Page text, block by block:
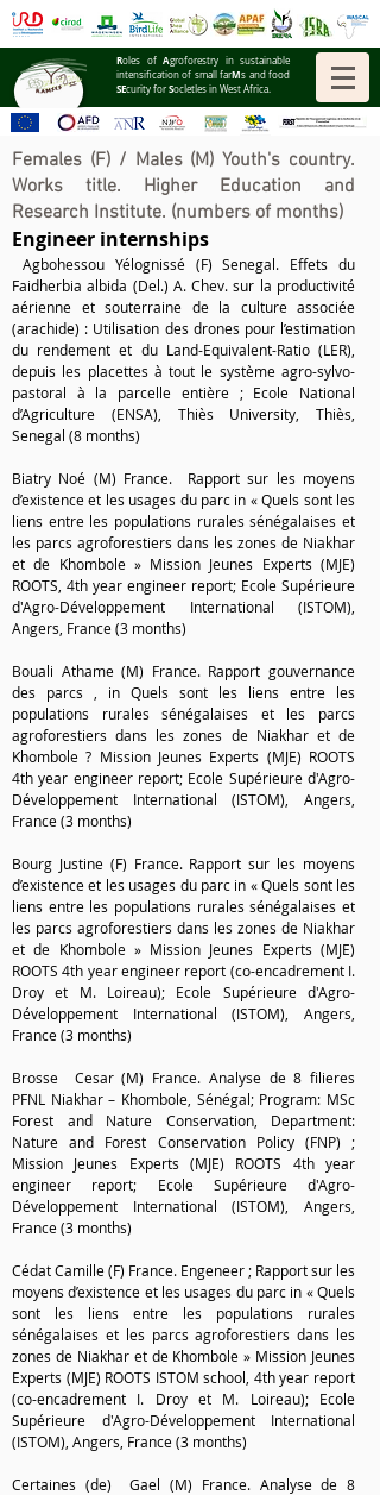
Roles of Agroforestry in sustainable
intensification of small farMs and food
SEcurity for SocIetIes in West Africa.
Females (F)/ Males (M) Youth's country.
Works title. Higher Education and
Research Institute. (numbers of months)
Engineer internships
Agbohessou Yélognissé (F) Senegal. Effets du
Faidherbia albida (Del.) A. Chev. sur la productivité
aérienne et souterraine de la culture associée
(arachide) : Utilisation des drones pour l’estimation
du rendement et du Land-Equivalent-Ratio (LER),
depuis les placettes à tout le système agro-sylvo-
pastoral à la parcelle entière ; Ecole National
d’Agriculture (ENSA), Thiès University, Thiès,
Senegal (8 months)
Biatry Noé (M) France. Rapport sur les moyens
d’existence et les usages du parc in « Quels sont les
liens entre les populations rurales sénégalaises et
les parcs agroforestiers dans les zones de Niakhar
et de Khombole » Mission Jeunes Experts (MJE)
ROOTS, 4th year engineer report; Ecole Supérieure
d'Agro-Développement International (ISTOM),
Angers, France (3 months)
Bouali Athame (M) France. Rapport gouvernance
des parcs , in Quels sont les liens entre les
populations rurales sénégalaises et les parcs
agroforestiers dans les zones de Niakhar et de
Khombole ? Mission Jeunes Experts (MJE) ROOTS
4th year engineer report; Ecole Supérieure d'Agro-
Développement International (ISTOM), Angers,
France (3 months)
Bourg Justine (F) France. Rapport sur les moyens
d’existence et les usages du parc in « Quels sont les
liens entre les populations rurales sénégalaises et
les parcs agroforestiers dans les zones de Niakhar
et de Khombole » Mission Jeunes Experts (MJE)
ROOTS 4th year engineer report (co-encadrement I.
Droy et M. Loireau); Ecole Supérieure d'Agro-
Développement International (ISTOM), Angers,
France (3 months)
Brosse Cesar (M) France. Analyse de 8 filieres
PFNL Niakhar – Khombole, Sénégal; Program: MSc
Forest and Nature Conservation, Department:
Nature and Forest Conservation Policy (FNP) ;
Mission Jeunes Experts (MJE) ROOTS 4th year
engineer report; Ecole Supérieure d'Agro-
Développement International (ISTOM), Angers,
France (3 months)
Cédat Camille (F) France. Engeneer ; Rapport sur les
moyens d’existence et les usages du parc in « Quels
sont les liens entre les populations rurales
sénégalaises et les parcs agroforestiers dans les
zones de Niakhar et de Khombole » Mission Jeunes
Experts (MJE) ROOTS ISTOM school, 4th year report
(co-encadrement I. Droy et M. Loireau); Ecole
Supérieure d'Agro-Développement International
(ISTOM), Angers, France (3 months)
Certaines (de) Gael (M) France. Analyse de 8